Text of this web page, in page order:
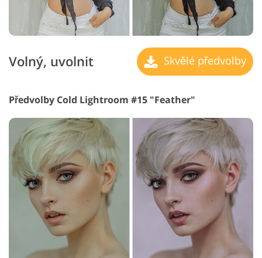
Volný, uvolnit Skvělé předvolby
Předvolby Cold Lightroom #15 "Feather"